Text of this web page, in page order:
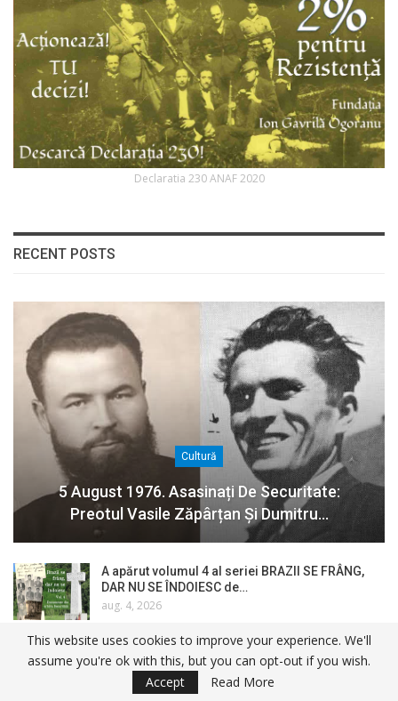
Declaratia 230 ANAF 2020
RECENT POSTS
Cultură
5 August 1976. Asasinați De Securitate:
Preotul Vasile Zăpârțan Și Dumitru…
A apărut volumul 4 al seriei BRAZII SE FRÂNG,
DAR NU SE ÎNDOIESC de…
aug. 4, 2026
1 august 1964. Eliberarea ultimilor deținuți
politici din România…
aug. 3, 2026
This website uses cookies to improve your experience. We'll
assume you're ok with this, but you can opt-out if you wish.
Accept
Read More